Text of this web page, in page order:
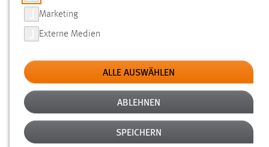
FILTER
Typ
Erstellungsdatum
Alter
Marketing
Externe Medien
ALLE AUSWÄHLEN
ABLEHNEN
SPEICHERN